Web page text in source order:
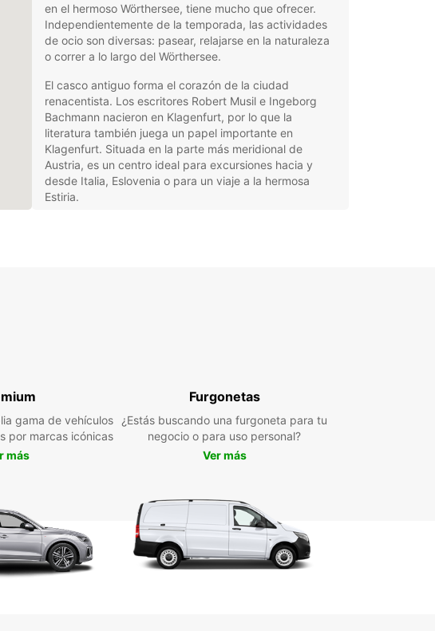
en el hermoso Wörthersee, tiene mucho que ofrecer.
Independientemente de la temporada, las actividades
de ocio son diversas: pasear, relajarse en la naturaleza
o correr a lo largo del Wörthersee.
El casco antiguo forma el corazón de la ciudad
renacentista. Los escritores Robert Musil e Ingeborg
Bachmann nacieron en Klagenfurt, por lo que la
literatura también juega un papel importante en
Klagenfurt. Situada en la parte más meridional de
Austria, es un centro ideal para excursiones hacia y
desde Italia, Eslovenia o para un viaje a la hermosa
Estiria.
Sedán
cómodamente y en un vehículo Premium.
Deportivo
gama de vehículos
por marcas icónicas
más
Furgonetas
¿Estás buscando una furgoneta para tu
negocio o para uso personal?
Ver más